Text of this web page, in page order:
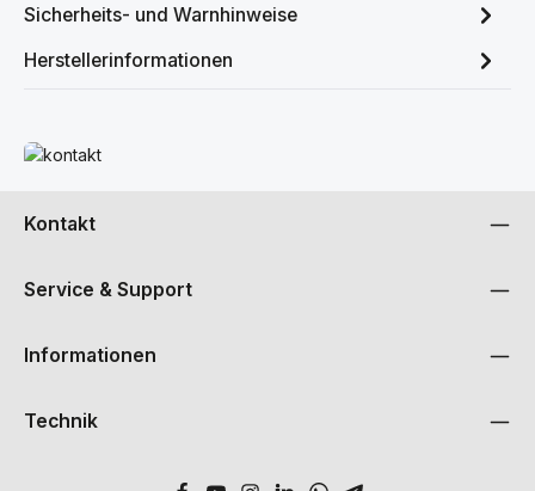
Sicherheits- und Warnhinweise
Herstellerinformationen
Mehr erfahren
Kontakt
Service & Support
Informationen
Technik